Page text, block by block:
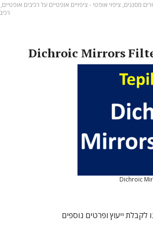
מסננים, ציפוי אופטי - ציפויים אופטיים על רכיבים אופטיים,
Dichroic
ייעוץ ופרטים נוספים